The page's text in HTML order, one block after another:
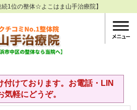
続1位の整体☆よこはま山手治療院】
付けております。お電話・LIN
軽にどうぞ。